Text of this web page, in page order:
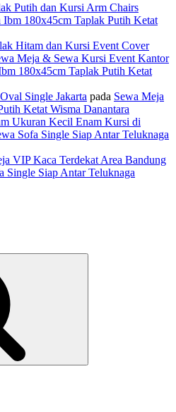
Putih dan Kursi Arm Chairs
Ibm 180x45cm Taplak Putih Ketat
Hitam dan Kursi Event Cover
Meja & Sewa Kursi Event Kantor
180x45cm Taplak Putih Ketat
Single Jakarta pada Sewa Meja
Ketat Wisma Danantara
Ukuran Kecil Enam Kursi di
Sofa Single Siap Antar Teluknaga
VIP Kaca Terdekat Area Bandung
Single Siap Antar Teluknaga